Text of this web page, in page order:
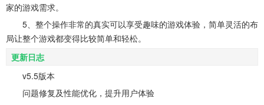
家的游戏需求。
5、整个操作非常的真实可以享受趣味的游戏体验，简单灵活的布
局让整个游戏都变得比较简单和轻松。
更新日志
v5.5版本
问题修复及性能优化，提升用户体验